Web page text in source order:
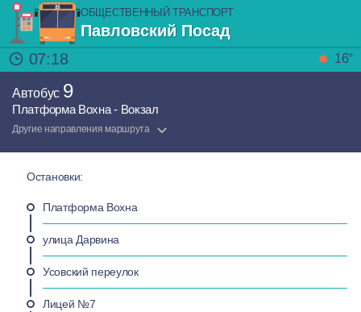
ОБЩЕСТВЕННЫЙ ТРАНСПОРТ
Павловский Посад
07:18
16°
Автобус 9
Платформа Вохна - Вокзал
Другие направления маршрута
Остановки:
Платформа Вохна
улица Дарвина
Усовский переулок
Лицей №7